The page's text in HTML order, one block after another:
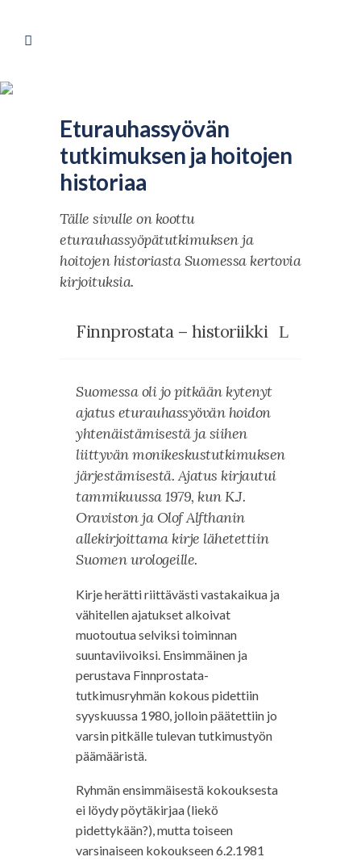
Eturauhassyövän
tutkimuksen ja hoitojen
historiaa
Tälle sivulle on koottu
eturauhassyöpätutkimuksen ja
hoitojen historiasta Suomessa kertovia
kirjoituksia.
Finnprostata – historiikki
Suomessa oli jo pitkään kytenyt
ajatus eturauhassyövän hoidon
yhtenäistämisestä ja siihen
liittyvän monikeskustutkimuksen
järjestämisestä. Ajatus kirjautui
tammikuussa 1979, kun K.J.
Oraviston ja Olof Alfthanin
allekirjoittama kirje lähetettiin
Suomen urologeille.
Kirje herätti riittävästi vastakaikua ja
vähitellen ajatukset alkoivat
muotoutua selviksi toiminnan
suuntaviivoiksi. Ensimmäinen ja
perustava Finnprostata-
tutkimusryhmän kokous pidettiin
syyskuussa 1980, jolloin päätettiin jo
varsin pitkälle tulevan tutkimustyön
päämääristä.
Ryhmän ensimmäisestä kokouksesta
ei löydy pöytäkirjaa (liekö
pidettykään?), mutta toiseen
varsinaiseen kokoukseen 6.2.1981